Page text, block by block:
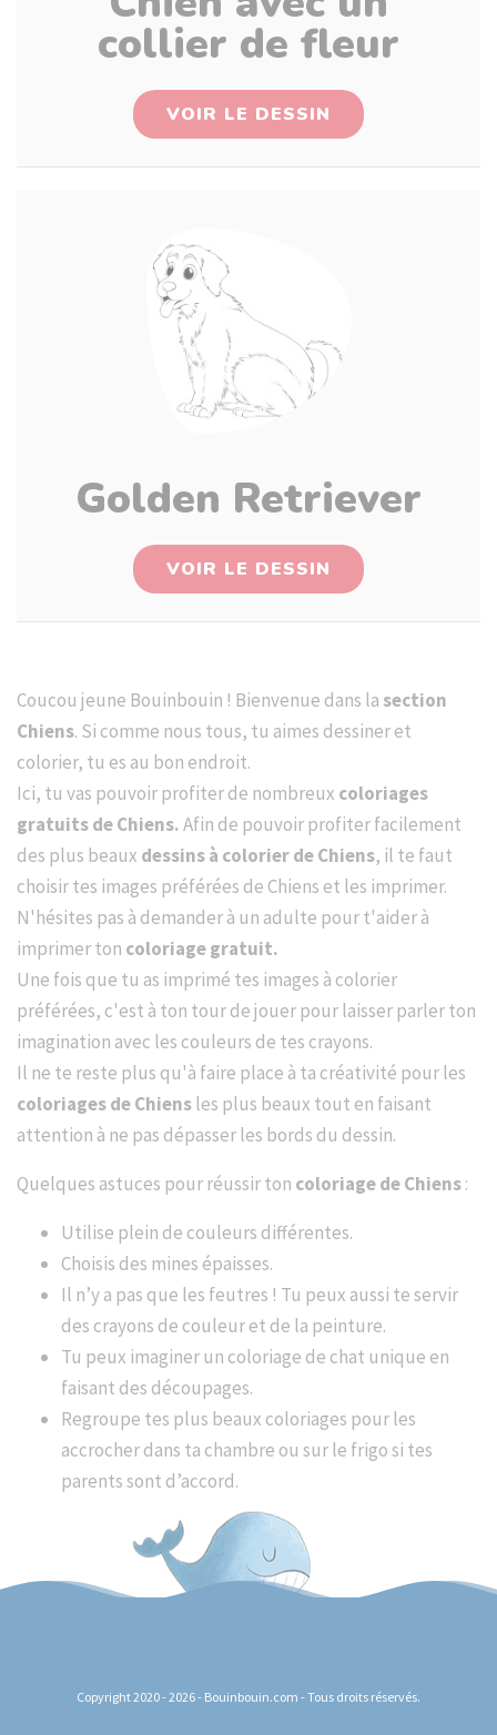
collier de fleur
VOIR LE DESSIN
Golden Retriever
VOIR LE DESSIN
Coucou jeune Bouinbouin ! Bienvenue dans la section
Chiens. Si comme nous tous, tu aimes dessiner et
colorier, tu es au bon endroit.
Ici, tu vas pouvoir profiter de nombreux coloriages
gratuits de Chiens.Afin de pouvoir profiter facilement
des plus beaux dessins à colorier de Chiens, il te faut
choisir tes images préférées de Chiens et les imprimer.
N'hésites pas à demander à un adulte pour t'aider à
imprimer ton coloriage gratuit.
Une fois que tu as imprimé tes images à colorier
préférées, c'est à ton tour de jouer pour laisser parler ton
imagination avec les couleurs de tes crayons.
Il ne te reste plus qu'à faire place à ta créativité pour les
coloriages de Chiens les plus beaux tout en faisant
attention à ne pas dépasser les bords du dessin.
Quelques astuces pour réussir ton coloriage de Chiens:
Utilise plein de couleurs différentes.
Choisis des mines épaisses.
Il n’y a pas que les feutres ! Tu peux aussi te servir
des crayons de couleur et de la peinture.
Tu peux imaginer un coloriage de chat unique en
faisant des découpages.
Regroupe tes plus beaux coloriages pour les
accrocher dans ta chambre ou sur le frigo si tes
parents sont d’accord.
Copyright 2020 - 2026 - Bouinbouin.com - Tous droits réservés.